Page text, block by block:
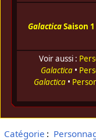
GalacticaSaison
Voir aussi :
Galactica•
Galactica •
Catégorie :